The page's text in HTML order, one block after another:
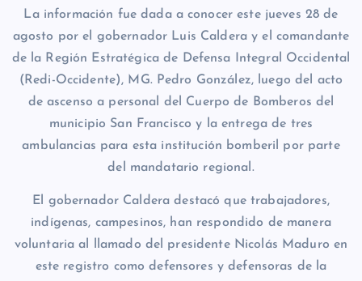
La información fue dada a conocer este jueves 28 de
agosto por el gobernador Luis Caldera y el comandante
de la Región Estratégica de Defensa Integral Occidental
(Redi-Occidente), MG. Pedro González, luego del acto
de ascenso a personal del Cuerpo de Bomberos del
municipio San Francisco y la entrega de tres
ambulancias para esta institución bomberil por parte
del mandatario regional.
El gobernador Caldera destacó que trabajadores,
indígenas, campesinos, han respondido de manera
voluntaria al llamado del presidente Nicolás Maduro en
este registro como defensores y defensoras de la